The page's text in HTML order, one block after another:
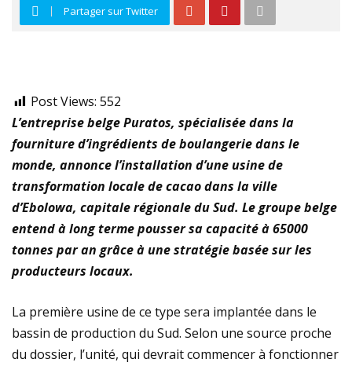
Partager sur Twitter
Post Views: 552
L’entreprise belge Puratos, spécialisée dans la
fourniture d’ingrédients de boulangerie dans le
monde, annonce l’installation d’une usine de
transformation locale de cacao dans la ville
d’Ebolowa, capitale régionale du Sud. Le groupe belge
entend à long terme pousser sa capacité à 65000
tonnes par an grâce à une stratégie basée sur les
producteurs locaux.
La première usine de ce type sera implantée dans le
bassin de production du Sud. Selon une source proche
du dossier, l’unité, qui devrait commencer à fonctionner